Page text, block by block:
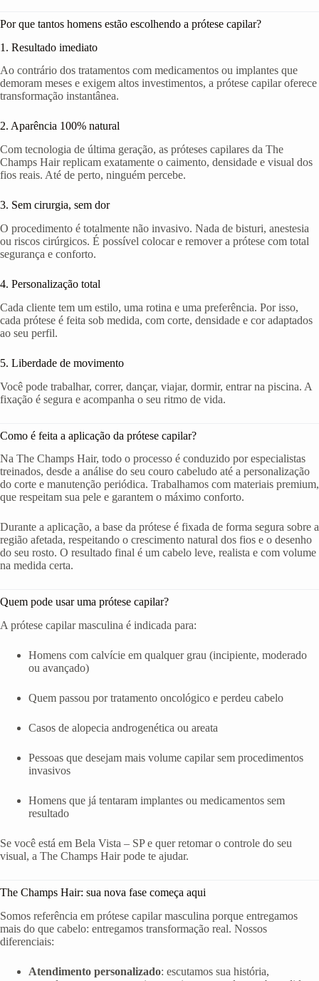
Por que tantos homens estão escolhendo a prótese capilar?
1. Resultado imediato
Ao contrário dos tratamentos com medicamentos ou implantes que
demoram meses e exigem altos investimentos, a prótese capilar oferece
transformação instantânea.
2. Aparência 100% natural
Com tecnologia de última geração, as próteses capilares da The
Champs Hair replicam exatamente o caimento, densidade e visual dos
fios reais. Até de perto, ninguém percebe.
3. Sem cirurgia, sem dor
O procedimento é totalmente não invasivo. Nada de bisturi, anestesia
ou riscos cirúrgicos. É possível colocar e remover a prótese com total
segurança e conforto.
4. Personalização total
Cada cliente tem um estilo, uma rotina e uma preferência. Por isso,
cada prótese é feita sob medida, com corte, densidade e cor adaptados
ao seu perfil.
5. Liberdade de movimento
Você pode trabalhar, correr, dançar, viajar, dormir, entrar na piscina. A
fixação é segura e acompanha o seu ritmo de vida.
Como é feita a aplicação da prótese capilar?
Na The Champs Hair, todo o processo é conduzido por especialistas
treinados, desde a análise do seu couro cabeludo até a personalização
do corte e manutenção periódica. Trabalhamos com materiais premium,
que respeitam sua pele e garantem o máximo conforto.
Durante a aplicação, a base da prótese é fixada de forma segura sobre a
região afetada, respeitando o crescimento natural dos fios e o desenho
do seu rosto. O resultado final é um cabelo leve, realista e com volume
na medida certa.
Quem pode usar uma prótese capilar?
A prótese capilar masculina é indicada para:
Homens com calvície em qualquer grau (incipiente, moderado
ou avançado)
Quem passou por tratamento oncológico e perdeu cabelo
Casos de alopecia androgenética ou areata
Pessoas que desejam mais volume capilar sem procedimentos
invasivos
Homens que já tentaram implantes ou medicamentos sem
resultado
Se você está em Bela Vista – SP e quer retomar o controle do seu
visual, a The Champs Hair pode te ajudar.
The Champs Hair: sua nova fase começa aqui
Somos referência em prótese capilar masculina porque entregamos
mais do que cabelo: entregamos transformação real. Nossos
diferenciais:
Atendimento personalizado: escutamos sua história,